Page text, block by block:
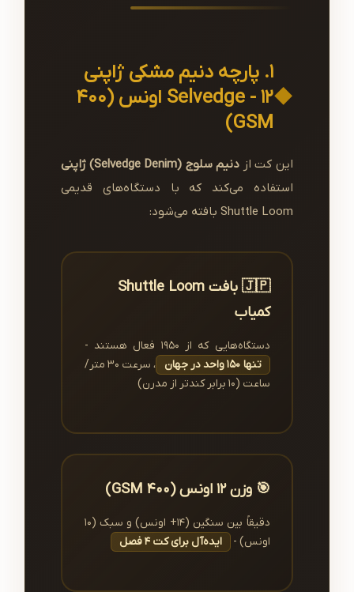
۱. پارچه دنیم مشکی ژاپنی
Selvedge - ۱۲ اونس (۴۰۰
GSM)
این کت از دنیم سلوج (Selvedge Denim) ژاپنی
استفاده می‌کند که با دستگاه‌های قدیمی
Shuttle Loom بافته می‌شود:
🇯🇵 بافت Shuttle Loom
کمیاب
دستگاه‌هایی که از ۱۹۵۰ فعال هستند -
تنها ۱۵۰ واحد در جهان
، سرعت ۳۰ متر/
ساعت (۱۰ برابر کندتر از مدرن)
🎯 وزن ۱۲ اونس (۴۰۰ GSM)
دقیقاً بین سنگین (۱۴+ اونس) و سبک (۱۰
اونس) -
ایده‌آل برای کت ۴ فصل